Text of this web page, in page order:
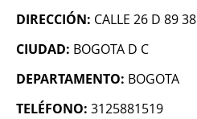
DIRECCIÓN: CALLE 26 D 89 38
CIUDAD: BOGOTA D C
DEPARTAMENTO: BOGOTA
TELÉFONO: 3125881519